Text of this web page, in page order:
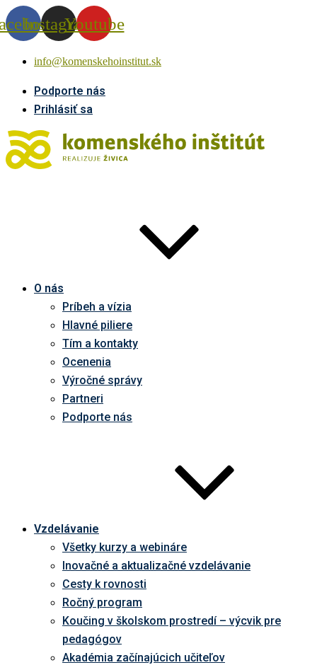
InstagramYoutube
info@komenskehoinstitut.sk
Podporte nás
Prihlásiť sa
O nás
Príbeh a vízia
Hlavné piliere
Tím a kontakty
Ocenenia
Výročné správy
Partneri
Podporte nás
Vzdelávanie
Všetky kurzy a webináre
Inovačné a aktualizačné vzdelávanie
Cesty k rovnosti
Ročný program
Koučing v školskom prostredí – výcvik pre
pedagógov
Akadémia začínajúcich učiteľov